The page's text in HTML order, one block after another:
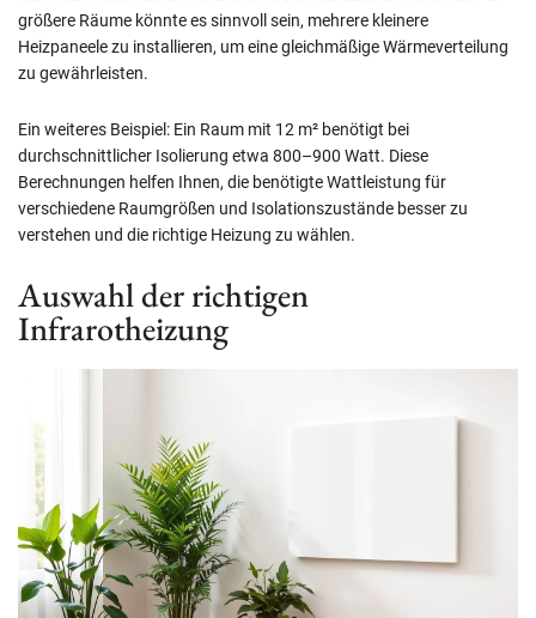
größere Räume könnte es sinnvoll sein, mehrere kleinere
Heizpaneele zu installieren, um eine gleichmäßige Wärmeverteilung
zu gewährleisten.
Ein weiteres Beispiel: Ein Raum mit 12 m² benötigt bei
durchschnittlicher Isolierung etwa 800–900 Watt. Diese
Berechnungen helfen Ihnen, die benötigte Wattleistung für
verschiedene Raumgrößen und Isolationszustände besser zu
verstehen und die richtige Heizung zu wählen.
Auswahl der richtigen
Infrarotheizung